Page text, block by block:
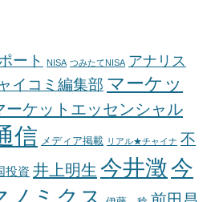
ート NISA つみたてNISA アナリス
イコミ編集部 マーケッ
ーケットエッセンシャル
信 メディア掲載 リアル★チャイナ 不
投資 井上明生 今井澂今